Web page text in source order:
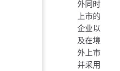
外同时
上市的
企业以
及在境
外上市
并采用